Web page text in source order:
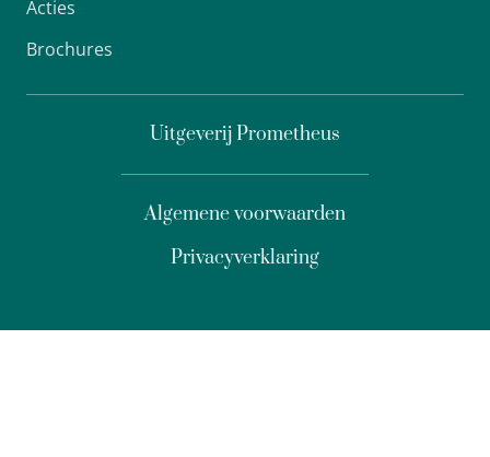
Acties
Brochures
Uitgeverij Prometheus
Privacyverklaring
Algemene voorwaarden